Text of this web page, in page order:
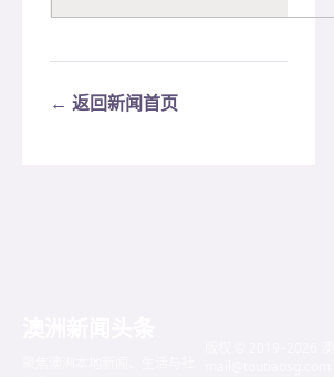
← 返回新闻首页